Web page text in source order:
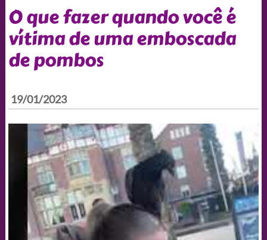
O que fazer quando você é
vítima de uma emboscada
de pombos
19/01/2023